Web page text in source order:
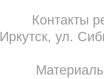
Контакты
Иркутск, ул.